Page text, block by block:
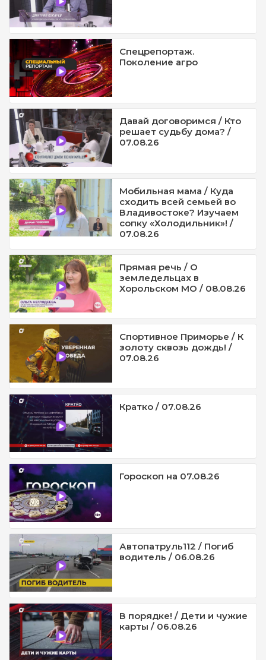
Спецрепортаж.
Поколение агро
Давай договоримся / Кто
решает судьбу дома? /
07.08.26
Мобильная мама / Куда
сходить всей семьей во
Владивостоке? Изучаем
сопку «Холодильник»! /
07.08.26
Прямая речь / О
земледельцах в
Хорольском МО / 08.08.26
Спортивное Приморье / К
золоту сквозь дождь! /
07.08.26
Кратко / 07.08.26
Гороскоп на 07.08.26
Автопатруль112 / Погиб
водитель / 06.08.26
В порядке! / Дети и чужие
карты / 06.08.26